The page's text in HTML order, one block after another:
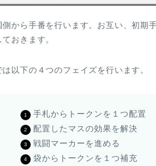
側から手番を行います。お互い、初期
おきます。
は以下の４つのフェイズを行います。
手札からトークンを１つ配置
配置したマスの効果を解決
戦闘マーカーを進める
袋からトークンを１つ補充